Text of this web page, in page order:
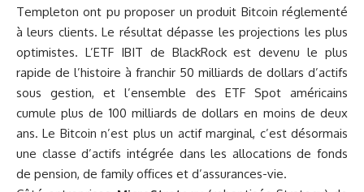
Templeton ont pu proposer un produit Bitcoin réglementé
à leurs clients. Le résultat dépasse les projections les plus
optimistes. L’ETF IBIT de BlackRock est devenu le plus
rapide de l’histoire à franchir 50 milliards de dollars d’actifs
sous gestion, et l’ensemble des ETF Spot américains
cumule plus de 100 milliards de dollars en moins de deux
ans. Le Bitcoin n’est plus un actif marginal, c’est désormais
une classe d’actifs intégrée dans les allocations de fonds
de pension, de family offices et d’assurances-vie.